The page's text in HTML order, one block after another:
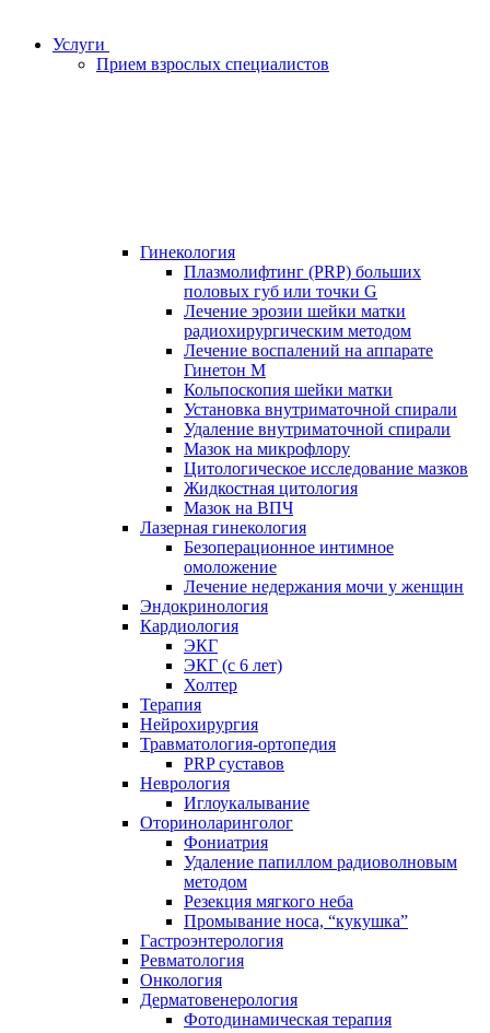
Услуги
Прием взрослых специалистов
Гинекология
Плазмолифтинг (PRP) больших
половых губ или точки G
Лечение эрозии шейки матки
радиохирургическим методом
Лечение воспалений на аппарате
Гинетон М
Кольпоскопия шейки матки
Установка внутриматочной спирали
Удаление внутриматочной спирали
Мазок на микрофлору
Цитологическое исследование мазков
Жидкостная цитология
Мазок на ВПЧ
Лазерная гинекология
Безоперационное интимное
омоложение
Лечение недержания мочи у женщин
Эндокринология
Кардиология
ЭКГ
ЭКГ (с 6 лет)
Холтер
Терапия
Нейрохирургия
Травматология-ортопедия
PRP суставов
Неврология
Иглоукалывание
Оториноларинголог
Фониатрия
Удаление папиллом радиоволновым
методом
Резекция мягкого неба
Промывание носа, “кукушка”
Гастроэнтерология
Ревматология
Онкология
Дерматовенерология
Фотодинамическая терапия